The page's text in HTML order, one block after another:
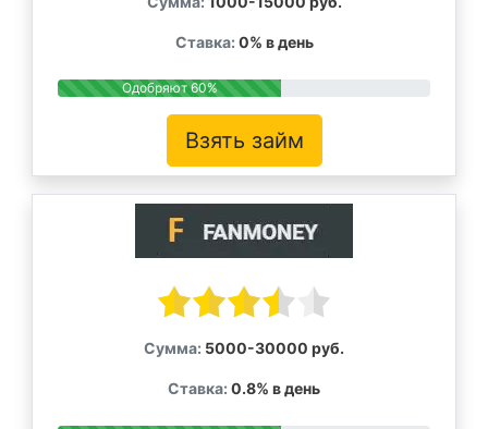
Ставка: 0% в день
Одобряют 60%
Взять займ
Сумма: 5000-30000 руб.
Ставка: 0.8% в день